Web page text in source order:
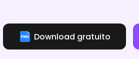
Download gratuito